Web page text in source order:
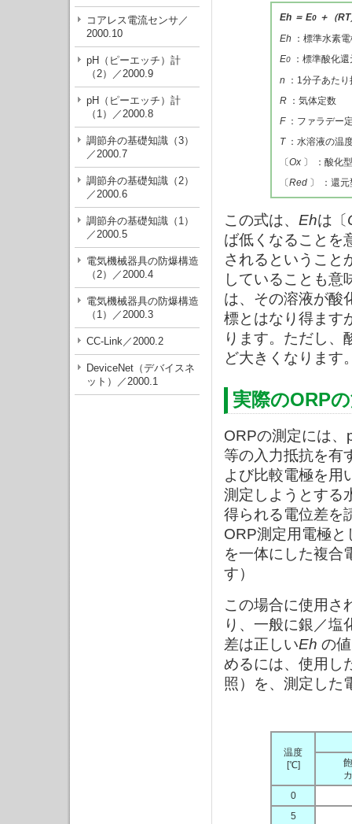
コアレス電流センサ／
2000.10
pH（ピーエッチ）計
（2）／2000.9
pH（ピーエッチ）計
（1）／2000.8
調節弁の基礎知識（3）
／2000.7
調節弁の基礎知識（2）
／2000.6
調節弁の基礎知識（1）
／2000.5
電気機械器具の防爆構造
（2）／2000.4
電気機械器具の防爆構造
（1）／2000.3
CC-Link／2000.2
DeviceNet（デバイスネ
ット）／2000.1
Eh ＝ E0 ＋（
Eh ：標準水素
E0
：標準酸化
n ：1分子あた
R ：気体定数
F ：ファラデー
T：水溶液の温
〔Ox 〕 ：酸化
〔Red 〕 ：還
この式は、 Ehは〔
ば低くなることを
されるということ
していることも意
は、その溶液が酸
標とはなり得ます
ります。ただし、
ど大きくなります
実際のORP
ORPの測定には
等の入力抵抗を有
よび比較電極を用
測定しようとする
得られる電位差を
ORP測定用電極
を一体にした複合
す）
この場合に使用さ
り、一般に銀／塩
差は正しいEh の
めるには、使用し
照）を、測定した
温度
[℃]
0
5